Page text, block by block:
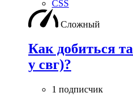
CSS
Сложный
Как добиться
у свг)?
1 подписчик